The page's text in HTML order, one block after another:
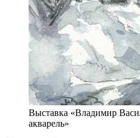
Выставка «Владимир
акварель»